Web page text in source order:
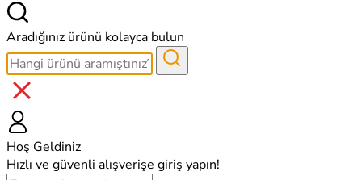
Aradığınız ürünü kolayca bulun
Hoş Geldiniz
Hızlı ve güvenli alışverişe giriş yapın!